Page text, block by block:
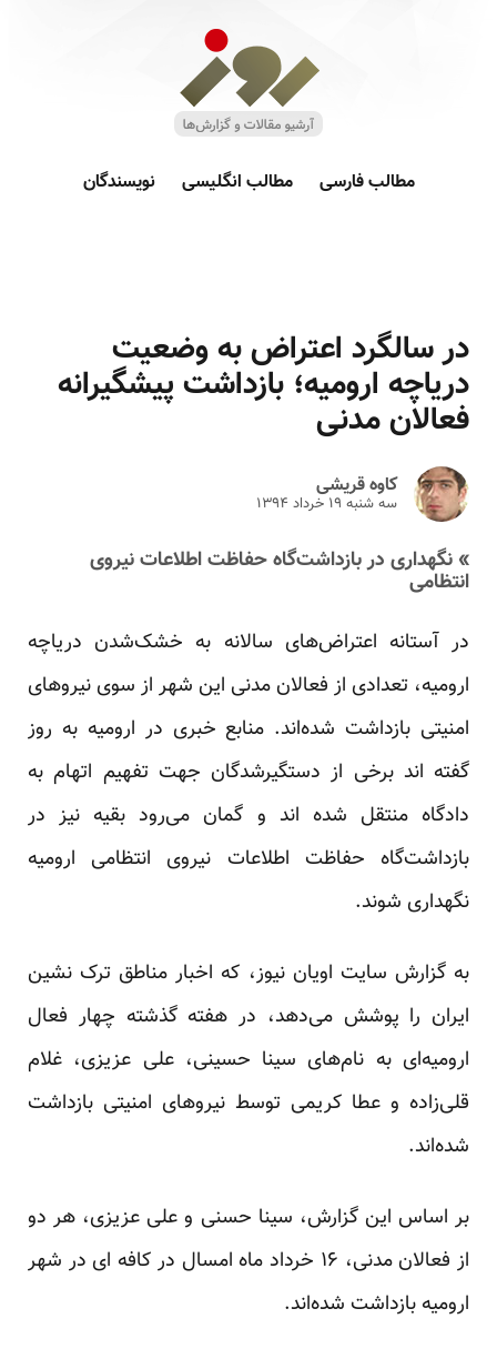
مطالب فارسی مطالب انگلیسی نویسندگان
در سالگرد اعتراض به وضعیت
دریاچه ارومیه؛ بازداشت پیشگیرانه
فعالان مدنی
کاوه قریشی
سه شنبه ۱۹ خرداد ۱۳۹۴
» نگهداری در بازداشت‌گاه حفاظت اطلاعات نیروی
انتظامی
در آستانه اعتراض‌های سالانه به خشک‌شدن دریاچه
ارومیه، تعدادی از فعالان مدنی این شهر از سوی نیروهای
امنیتی بازداشت شده‌اند. منابع خبری در ارومیه به روز
گفته اند برخی از دستگیرشدگان جهت تفهیم اتهام به
دادگاه منتقل شده اند و گمان می‌رود بقیه نیز در
بازداشت‌گاه حفاظت اطلاعات نیروی انتظامی ارومیه
نگهداری شوند.
به گزارش سایت اویان نیوز، که اخبار مناطق ترک نشین
ایران را پوشش می‌دهد، در هفته گذشته چهار فعال
ارومیه‌ای به نام‌های سینا حسینی، علی عزیزی، غلام‌
قلی‌زاده و عطا کریمی توسط نیروهای امنیتی بازداشت
شده‌اند.
بر اساس این گزارش، سینا حسنی و علی عزیزی، هر دو
از فعالان مدنی، ۱۶ خرداد ماه امسال در کافه ای در شهر
ارومیه بازداشت شده‌اند.